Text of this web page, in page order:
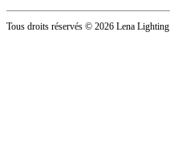
Tous droits réservés © 2026 Lena Lighting